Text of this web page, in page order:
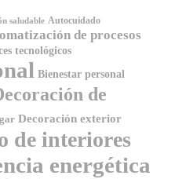
saludable Autocuidado
de procesos
tecnológicos
Bienestar personal
de
Decoración exterior
de interiores
energética